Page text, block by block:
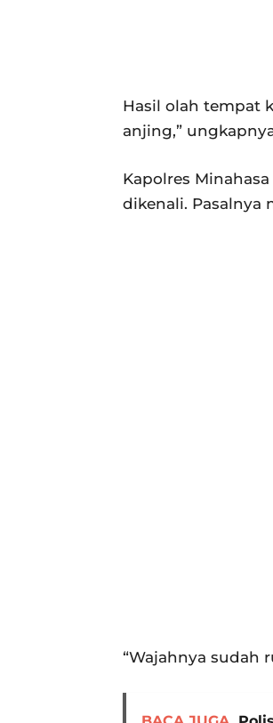
Hasil olah tempat
anjing,”
Kapolres
dikenali. Pasalnya
“Wajahnya sudah